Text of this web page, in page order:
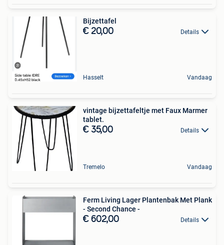
Bijzettafel
€ 20,00 Details
Hasselt Vandaag
vintage bijzettafeltje met Faux Marmer
tablet.
€ 35,00 Details
Tremelo Vandaag
Ferm Living Lager Plantenbak Met Plank
- Second Chance -
€ 602,00 Details